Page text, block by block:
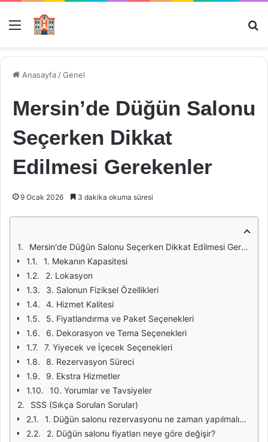
Menü
Anasayfa /Genel
Mersin’de Düğün Salonu
Seçerken Dikkat
Edilmesi Gerekenler
9 Ocak 2026 3 dakika okuma süresi
Mersin'de Düğün Salonu Seçerken Dikkat Edilmesi Gerekenler
1. Mekanın Kapasitesi
2. Lokasyon
3. Salonun Fiziksel Özellikleri
4. Hizmet Kalitesi
5. Fiyatlandırma ve Paket Seçenekleri
6. Dekorasyon ve Tema Seçenekleri
7. Yiyecek ve İçecek Seçenekleri
8. Rezervasyon Süreci
9. Ekstra Hizmetler
10. Yorumlar ve Tavsiyeler
SSS (Sıkça Sorulan Sorular)
1. Düğün salonu rezervasyonu ne zaman yapılmalıdır?
2. Düğün salonu fiyatları neye göre değişir?